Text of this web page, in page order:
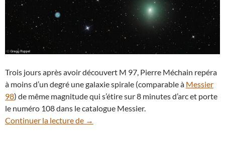
Trois jours après avoir découvert M 97, Pierre Méchain repéra
à moins d’un degré une galaxie spirale (comparable à Messier
98) de même magnitude qui s’étire sur 8 minutes d’arc et porte
le numéro 108 dans le catalogue Messier.
Continuer la lecture de 41P/Tuttle–Giacobini–Kresak, une
→